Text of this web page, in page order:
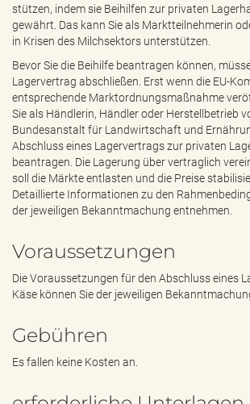
stützen, indem sie Beihilfen zur privaten
gewährt. Das kann Sie als Marktteilnehmerin
in Krisen des Milchsektors unterstützen.
Bevor Sie die Beihilfe beantragen können,
Lagervertrag abschließen. Erst wenn die EU-
entsprechende Marktordnungsmaßnahme
Sie als Händlerin, Händler oder Herstellbetrieb
Bundesanstalt für Landwirtschaft und
Abschluss eines Lagervertrags zur privaten
beantragen. Die Lagerung über vertraglich
soll die Märkte entlasten und die Preise
Detaillierte Informationen zu den
der jeweiligen Bekanntmachung entnehmen.
Voraussetzungen
Die Voraussetzungen für den Abschluss eines
Käse können Sie der jeweiligen
Gebühren
Es fallen keine Kosten an.